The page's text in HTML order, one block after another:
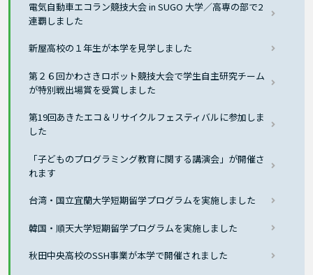
電気自動車エコラン競技大会 in SUGO 大学／高専の部で2
連覇しました
新屋高校の１年生が本学を見学しました
第２６回かわさきロボット競技大会で学生自主研究チーム
が特別戦出場賞を受賞しました
第19回あきたエコ＆リサイクルフェスティバルに参加しま
した
「子どものプログラミング教育に関する講演会」が開催さ
れます
台湾・国立宜蘭大学短期留学プログラムを実施しました
韓国・順天大学短期留学プログラムを実施しました
秋田中央高校のSSH事業が本学で開催されました